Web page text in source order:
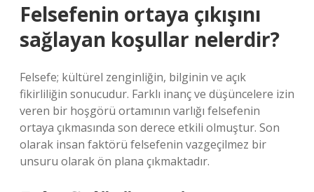
Felsefenin ortaya çıkışını
sağlayan koşullar nelerdir?
Felsefe; kültürel zenginliğin, bilginin ve açık
fikirliliğin sonucudur. Farklı inanç ve düşüncelere izin
veren bir hoşgörü ortamının varlığı felsefenin
ortaya çıkmasında son derece etkili olmuştur. Son
olarak insan faktörü felsefenin vazgeçilmez bir
unsuru olarak ön plana çıkmaktadır.